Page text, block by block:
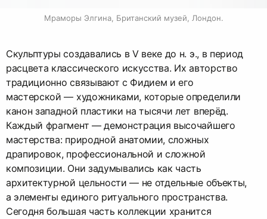
Мраморы Элгина, Британский музей, Лондон.
Скульптуры создавались в V веке до н. э., в период
расцвета классического искусства. Их авторство
традиционно связывают с Фидием и его
мастерской — художниками, которые определили
канон западной пластики на тысячи лет вперёд.
Каждый фрагмент — демонстрация высочайшего
мастерства: природной анатомии, сложных
драпировок, профессиональной и сложной
композиции. Они задумывались как часть
архитектурной цельности — не отдельные объекты,
а элементы единого ритуального пространства.
Сегодня большая часть коллекции хранится